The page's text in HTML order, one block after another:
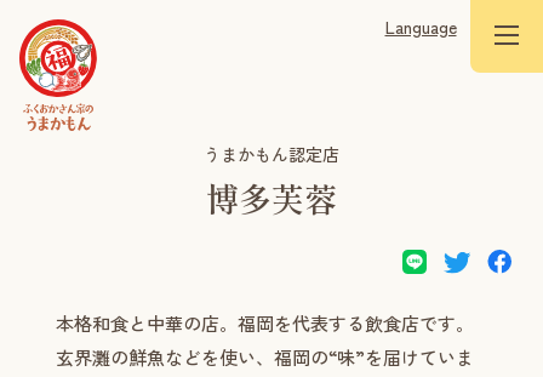
Language
うまかもん認定店
博多芙蓉
本格和食と中華の店。福岡を代表する飲食店です。
玄界灘の鮮魚などを使い、福岡の“味”を届けていま